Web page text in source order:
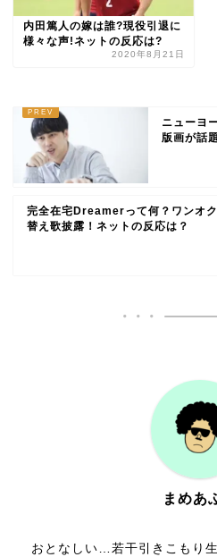
内田篤人の嫁は誰?現役引退に
様々な声!ネットの反応は?
2020年8月21日
ニューヨ
版画が話
完全在宅Dreamerって何？ワンオ
替え歌披露！ネットの反応は？
まめあ
おとなしい…若干引きこもり